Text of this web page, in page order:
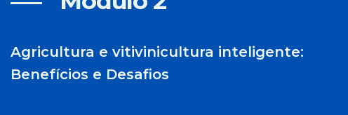
Agricultura e vitivinicultura inteligente:
Benefícios e Desafios